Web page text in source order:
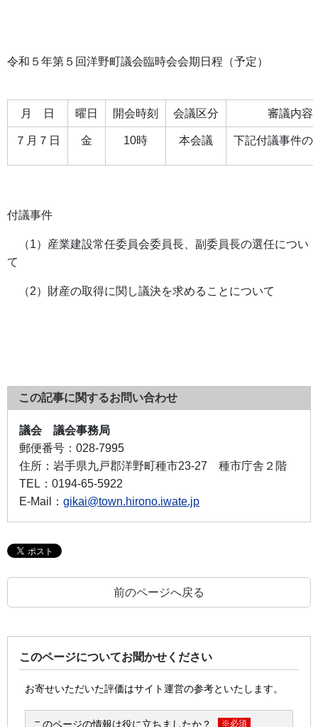
令和５年第５回洋野町議会臨時会会期日程（予定）
月 日 曜日 開会時刻 会議区分 審議内容
７月７日 金 10時 本会議 下記付議事件
付議事件
（1）産業建設常任委員会委員長、副委員長の選任につい
て
（2）財産の取得に関し議決を求めることについて
この記事に関するお問い合わせ
議会 議会事務局
郵便番号： 028-7995
住所： 岩手県九戸郡洋野町種市23-27 種市庁舎２階
TEL： 0194-65-5922
E-Mail： gikai@town.hirono.iwate.jp
前のページへ戻る
このページについてお聞かせください